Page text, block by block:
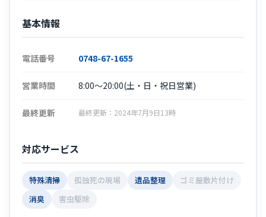
基本情報
電話番号 0748-67-1655
営業時間 8:00～20:00(土・日・祝日営業)
最終更新 最終更新：2024年7月9日13時
対応サービス
特殊清掃 孤独死の現場 遺品整理
ゴミ屋敷片付け
消臭
害虫駆除